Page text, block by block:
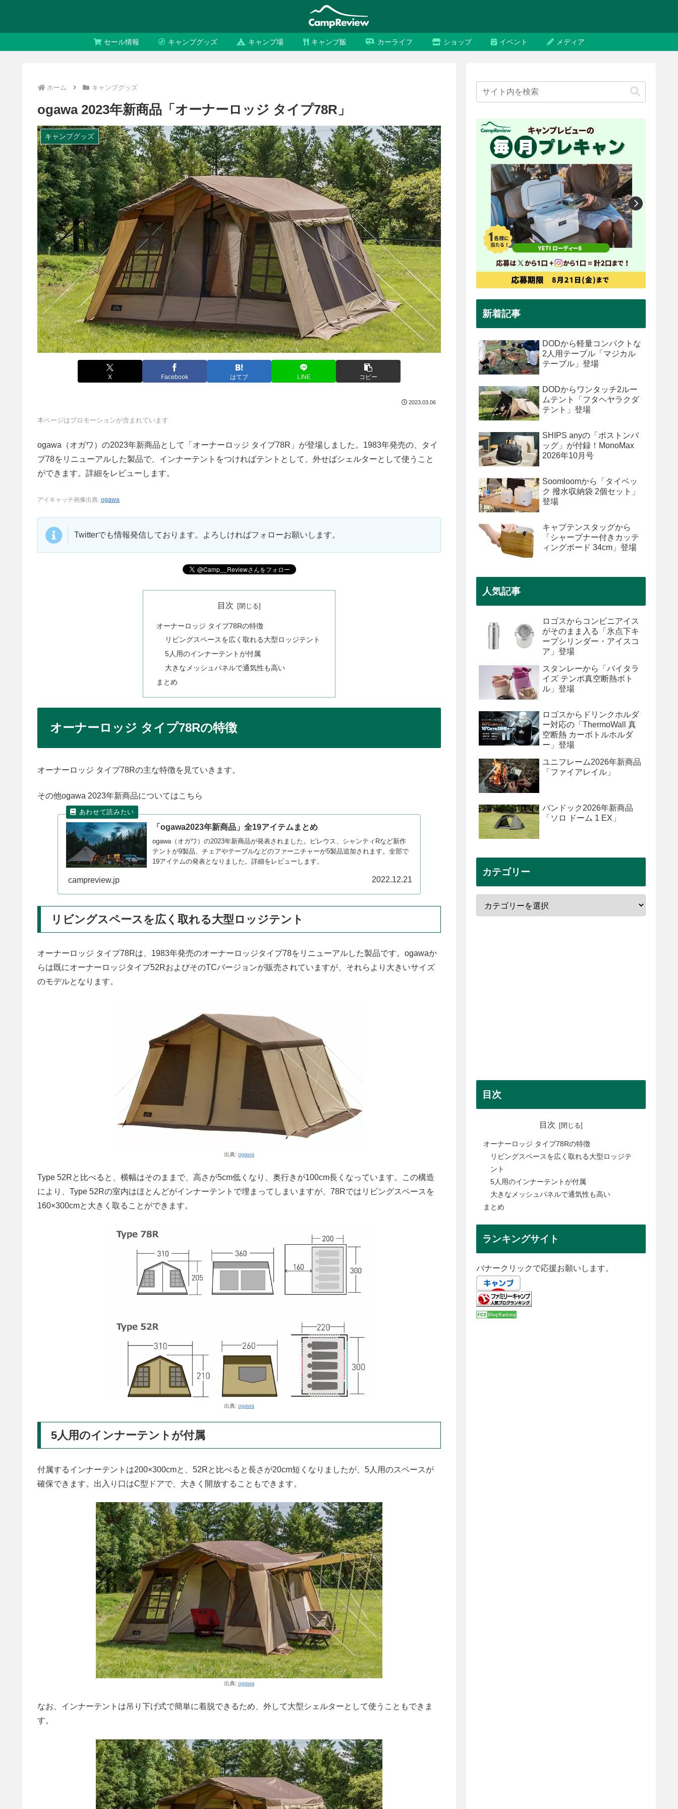
セール情報 キャンプグッズ キャンプ場 キャンプ飯 カーライフ ショップ イベント メディア
ホーム キャンプグッズ
ogawa 2023年新商品「オーナーロッジ タイプ78R」
キャンプグッズ
X Facebook はてブ LINE コピー
2023.03.06
本ページはプロモーションが含まれています
ogawa（オガワ）の2023年新商品として「オーナーロッジ タイプ78R」が登場しました。1983年発売の、タイ
プ78をリニューアルした製品で、インナーテントをつければテントとして、外せばシェルターとして使うこと
ができます。詳細をレビューします。
アイキャッチ画像出典: ogawa
Twitterでも情報発信しております。よろしければフォローお願いします。
目次
オーナーロッジ タイプ78Rの特徴
リビングスペースを広く取れる大型ロッジテント
5人用のインナーテントが付属
大きなメッシュパネルで通気性も高い
まとめ
オーナーロッジ タイプ78Rの特徴
オーナーロッジ タイプ78Rの主な特徴を見ていきます。
その他ogawa 2023年新商品についてはこちら
「ogawa2023年新商品」全19アイテムまとめ
ogawa（オガワ）の2023年新商品が発表されました。ピレウス、シャンティRなど新作
テントが9製品、チェアやテーブルなどのファーニチャーが5製品追加されます。全部で
19アイテムの発表となりました。詳細をレビューします。
campreview.jp 2022.12.21
リビングスペースを広く取れる大型ロッジテント
オーナーロッジ タイプ78Rは、1983年発売のオーナーロッジタイプ78をリニューアルした製品です。ogawaか
らは既にオーナーロッジタイプ52RおよびそのTCバージョンが販売されていますが、それらより大きいサイズ
のモデルとなります。
出典: ogawa
Type 52Rと比べると、横幅はそのままで、高さが5cm低くなり、奥行きが100cm長くなっています。この構造
により、Type 52Rの室内はほとんどがインナーテントで埋まってしまいますが、78Rではリビングスペースを
160×300cmと大きく取ることができます。
出典: ogawa
5人用のインナーテントが付属
付属するインナーテントは200×300cmと、52Rと比べると長さが20cm短くなりましたが、5人用のスペースが
確保できます。出入り口はC型ドアで、大きく開放することもできます。
出典: ogawa
なお、インナーテントは吊り下げ式で簡単に着脱できるため、外して大型シェルターとして使うこともできま
す。
新着記事
DODから軽量コンパクトな
2人用テーブル「マジカル
テーブル」登場
DODからワンタッチ2ルー
ムテント「フタヘヤラクダ
テント」登場
SHIPS anyの「ボストンバ
ッグ」が付録！MonoMax
2026年10月号
Soomloomから「タイベッ
ク 撥水収納袋 2個セット」
登場
キャプテンスタッグから
「シャープナー付きカッテ
ィングボード 34cm」登場
人気記事
ロゴスからコンビニアイス
がそのまま入る「氷点下キ
ープシリンダー・アイスコ
ア」登場
スタンレーから「バイタラ
イズ テンポ真空断熱ボト
ル」登場
ロゴスからドリンクホルダ
ー対応の「ThermoWall 真
空断熱 カーボトルホルダ
ー」登場
ユニフレーム2026年新商品
「ファイアレイル」
バンドック2026年新商品
「ソロ ドーム 1 EX」
カテゴリー
目次
目次
オーナーロッジ タイプ78Rの特徴
リビングスペースを広く取れる大型ロッジテ
ント
5人用のインナーテントが付属
大きなメッシュパネルで通気性も高い
まとめ
ランキングサイト
バナークリックで応援お願いします。